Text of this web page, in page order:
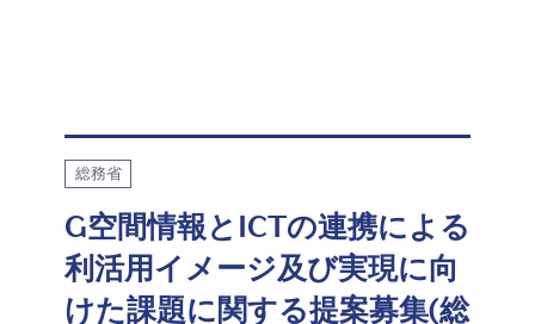
総務省
G空間情報とICTの連携による
利活用イメージ及び実現に向
けた課題に関する提案募集(総